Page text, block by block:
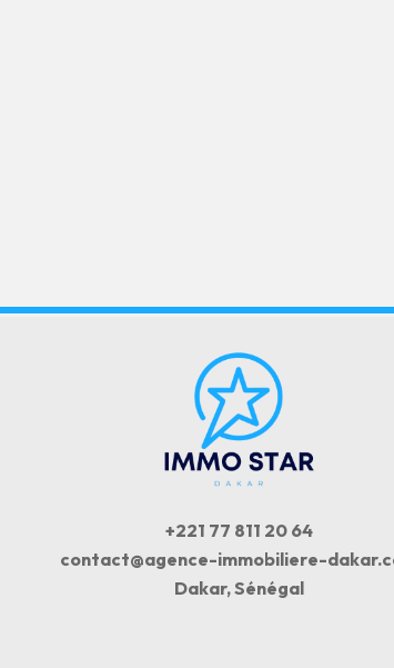
+221 77 811 20 64
contact@agence-immobiliere-
Dakar, Sénégal